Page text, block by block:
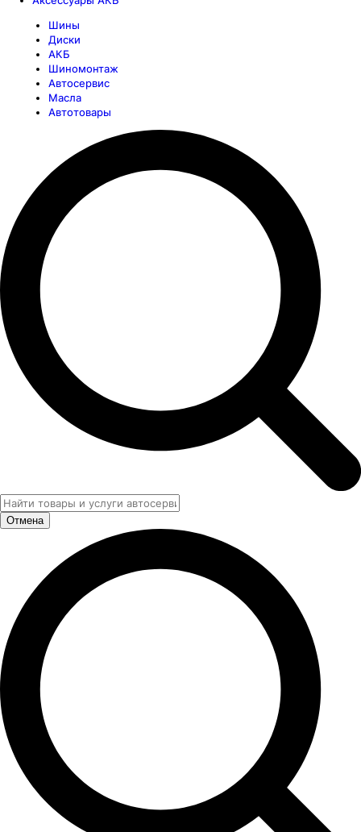
Шины
Диски
АКБ
Шиномонтаж
Автосервис
Масла
Автотовары
Отмена